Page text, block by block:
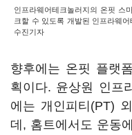
인프라웨어테크놀러지의 온핏 스
크할 수 있도록 개발된 인프라웨
수진기자
향후에는 온핏 플랫
획이다. 윤상원 인프
에는 개인피티(PT)
데, 홈트에서도 운동